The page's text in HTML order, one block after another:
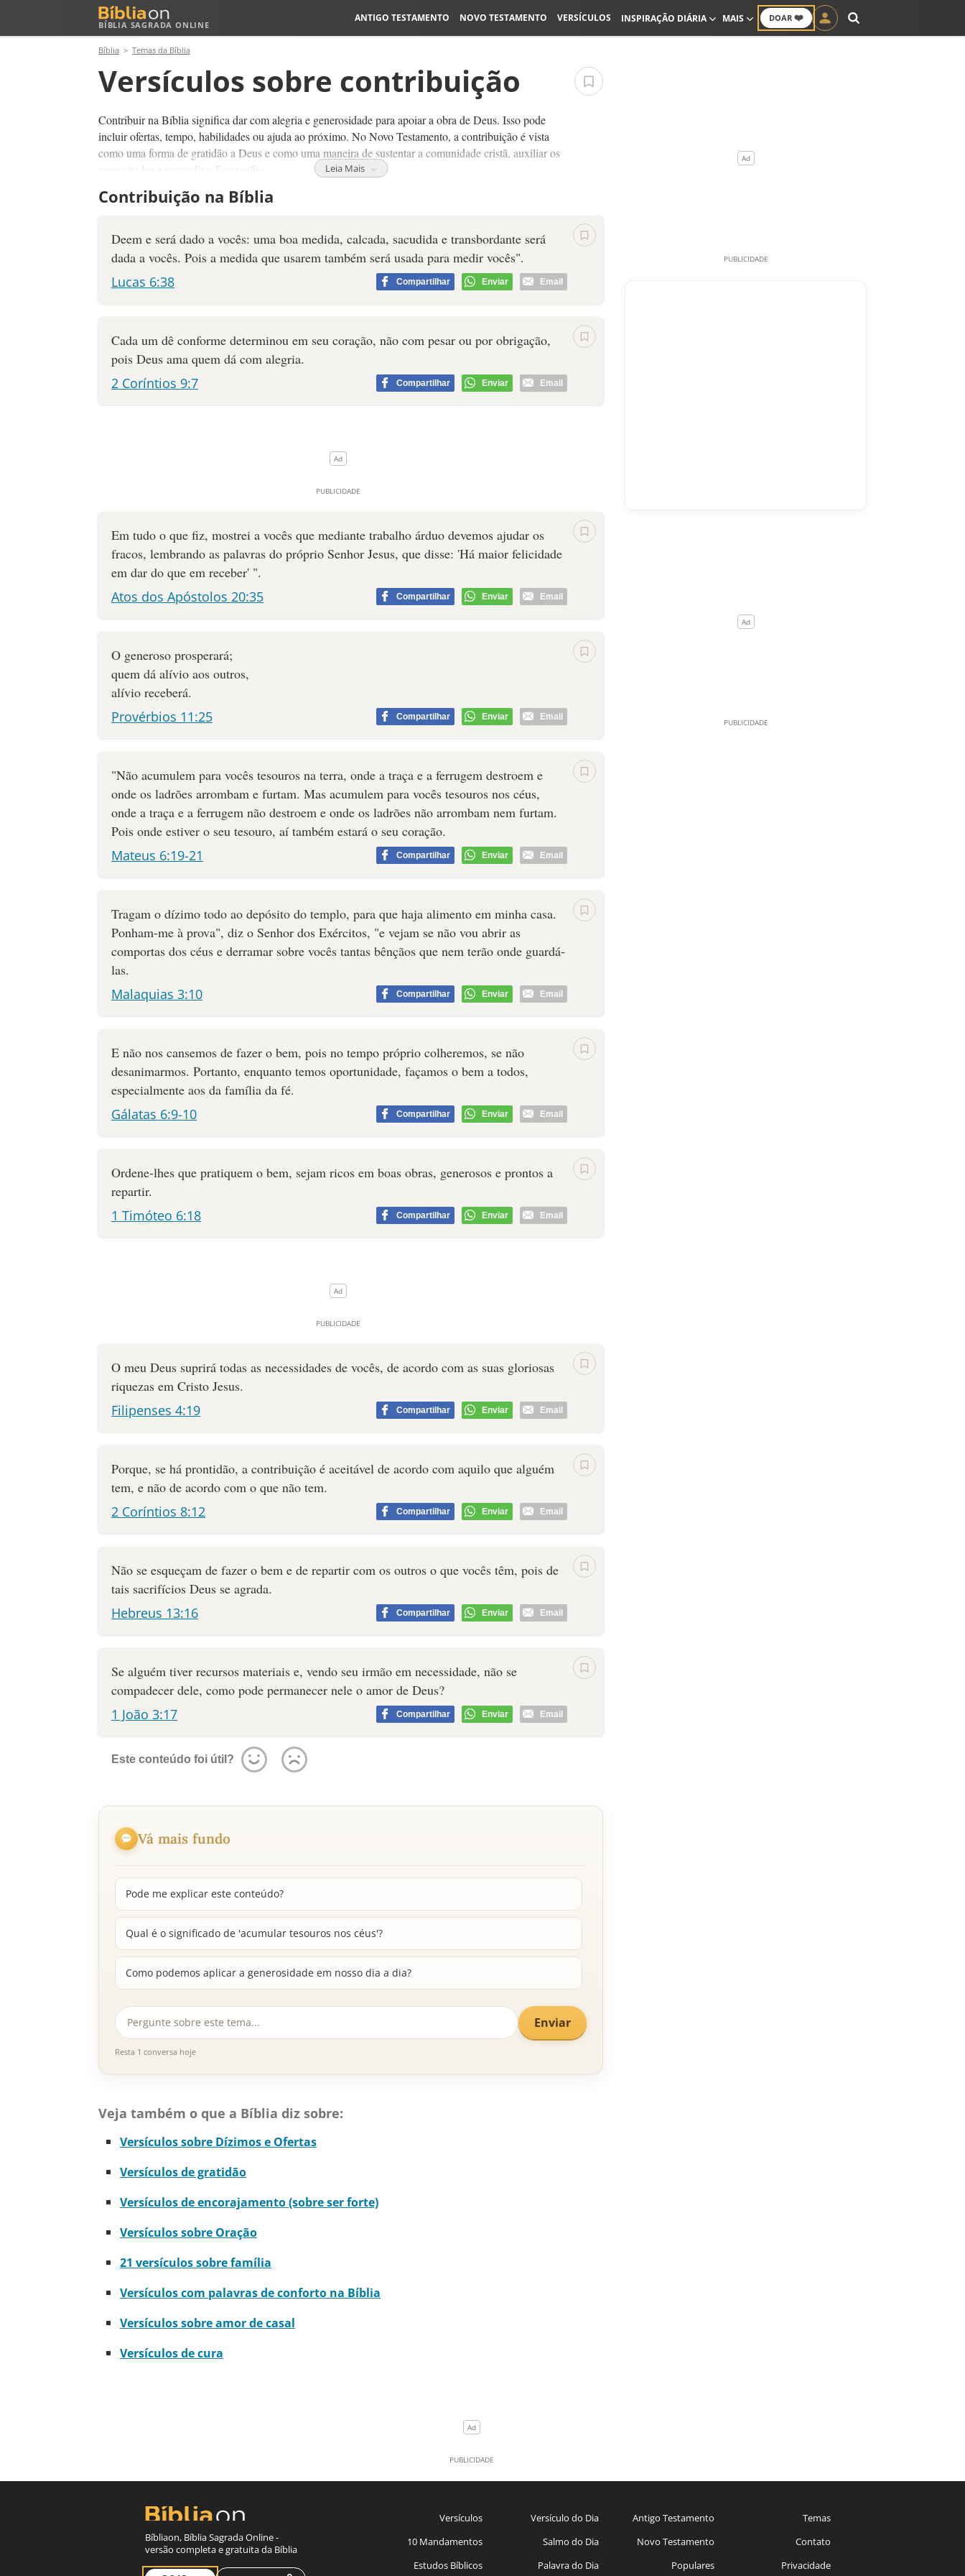
BÍBLIA SAGRADA ONLINE
DOAR ❤️
ANTIGO TESTAMENTO NOVO TESTAMENTO VERSÍCULOS INSPIRAÇÃO DIÁRIA MAIS
Bíblia Temas da Bíblia
Versículos sobre contribuição
Contribuir na Bíblia significa dar com alegria e generosidade para apoiar a obra de Deus. Isso pode
incluir ofertas, tempo, habilidades ou ajuda ao próximo. No Novo Testamento, a contribuição é vista
como uma forma de gratidão a Deus e como uma maneira de sustentar a comunidade cristã, auxiliar os
necessitados e expandir o Evangelho.
Nossa contribuição é importante porque permite que a mensagem de Jesus continue a ser
Leia Mais
Contribuição na Bíblia
Deem e será dado a vocês: uma boa medida, calcada, sacudida e transbordante será
dada a vocês. Pois a medida que usarem também será usada para medir vocês".
Lucas 6:38
Compartilhar Enviar Email
Cada um dê conforme determinou em seu coração, não com pesar ou por obrigação,
pois Deus ama quem dá com alegria.
2 Coríntios 9:7
Compartilhar Enviar Email
Em tudo o que fiz, mostrei a vocês que mediante trabalho árduo devemos ajudar os
fracos, lembrando as palavras do próprio Senhor Jesus, que disse: 'Há maior felicidade
em dar do que em receber' ".
Atos dos Apóstolos 20:35
Compartilhar Enviar Email
O generoso prosperará;
quem dá alívio aos outros,
alívio receberá.
Provérbios 11:25
Compartilhar Enviar Email
"Não acumulem para vocês tesouros na terra, onde a traça e a ferrugem destroem e
onde os ladrões arrombam e furtam. Mas acumulem para vocês tesouros nos céus,
onde a traça e a ferrugem não destroem e onde os ladrões não arrombam nem furtam.
Pois onde estiver o seu tesouro, aí também estará o seu coração.
Mateus 6:19-21
Compartilhar Enviar Email
Tragam o dízimo todo ao depósito do templo, para que haja alimento em minha casa.
Ponham-me à prova", diz o Senhor dos Exércitos, "e vejam se não vou abrir as
comportas dos céus e derra­mar sobre vocês tantas bênçãos que nem terão onde guardá-
las.
Malaquias 3:10
Compartilhar Enviar Email
E não nos cansemos de fazer o bem, pois no tempo próprio colheremos, se não
desanimarmos. Portanto, enquanto temos oportunidade, façamos o bem a todos,
especialmente aos da família da fé.
Gálatas 6:9-10
Compartilhar Enviar Email
Ordene-lhes que pratiquem o bem, sejam ricos em boas obras, generosos e prontos a
repartir.
1 Timóteo 6:18
Compartilhar Enviar Email
O meu Deus suprirá todas as necessidades de vocês, de acordo com as suas gloriosas
riquezas em Cristo Jesus.
Filipenses 4:19
Compartilhar Enviar Email
Porque, se há prontidão, a contribuição é aceitável de acordo com aquilo que alguém
tem, e não de acordo com o que não tem.
2 Coríntios 8:12
Compartilhar Enviar Email
Não se esqueçam de fazer o bem e de repartir com os outros o que vocês têm, pois de
tais sacrifícios Deus se agrada.
Hebreus 13:16
Compartilhar Enviar Email
Se alguém tiver recursos materiais e, vendo seu irmão em necessidade, não se
compadecer dele, como pode permanecer nele o amor de Deus?
1 João 3:17
Compartilhar Enviar Email
Este conteúdo foi útil?
Vá mais fundo
Pode me explicar este conteúdo?
Qual é o significado de 'acumular tesouros nos céus'?
Como podemos aplicar a generosidade em nosso dia a dia?
Enviar
Resta 1 conversa hoje
Veja também o que a Bíblia diz sobre:
Versículos sobre Dízimos e Ofertas
Versículos de gratidão
Versículos de encorajamento (sobre ser forte)
Versículos sobre Oração
21 versículos sobre família
Versículos com palavras de conforto na Bíblia
Versículos sobre amor de casal
Versículos de cura
Bíbliaon, Bíblia Sagrada Online -
versão completa e gratuita da Bíblia
Versículos
10 Mandamentos
Estudos Bíblicos
Versículo do Dia
Salmo do Dia
Palavra do Dia
Antigo Testamento
Novo Testamento
Populares
Temas
Contato
Privacidade